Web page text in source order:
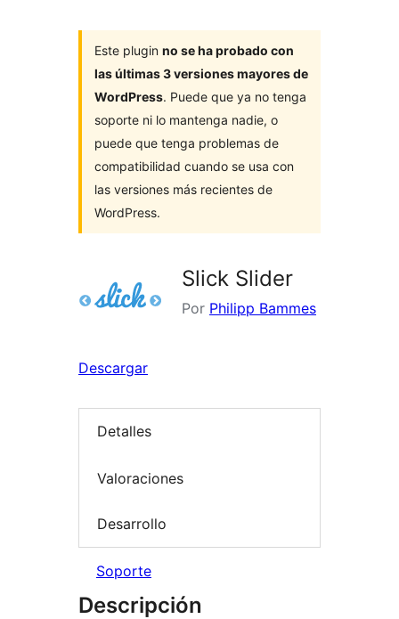
Este plugin no se ha probado con
las últimas 3 versiones mayores de
WordPress. Puede que ya no tenga
soporte ni lo mantenga nadie, o
puede que tenga problemas de
compatibilidad cuando se usa con
las versiones más recientes de
WordPress.
Slick Slider
Por Philipp Bammes
Descargar
Detalles
Valoraciones
Desarrollo
Soporte
Descripción